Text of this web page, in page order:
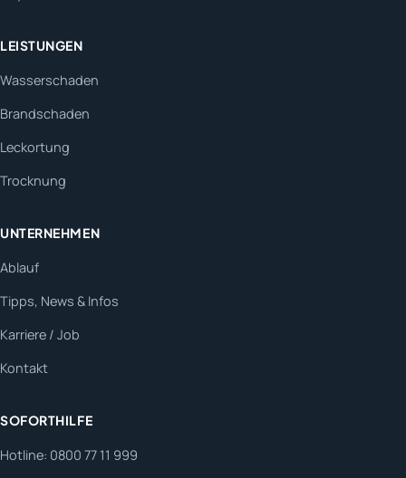
LEISTUNGEN
Wasserschaden
Brandschaden
Leckortung
Trocknung
UNTERNEHMEN
Ablauf
Tipps, News & Infos
Karriere / Job
Kontakt
SOFORTHILFE
Hotline: 0800 77 11 999